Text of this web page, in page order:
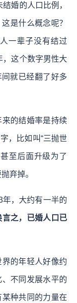
婚的人口比例，
是什么概念呢？
一辈子没有结过
这个数字男性大
就已经翻了好多
的结婚率是持续
，比如叫“三抛世
至后面升级为了
弃掉。
，大约有一半的
言之，已婚人口已
的年轻人好像约
不同发展水平的
种共同的力量在